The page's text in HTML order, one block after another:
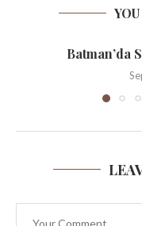
Batman’da